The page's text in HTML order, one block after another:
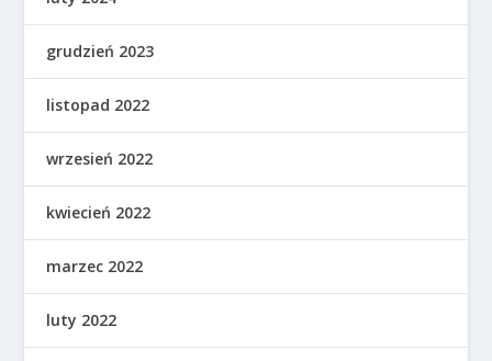
grudzień 2023
listopad 2022
wrzesień 2022
kwiecień 2022
marzec 2022
luty 2022